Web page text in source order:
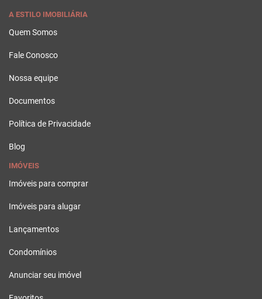
A ESTILO IMOBILIÁRIA
Quem Somos
Fale Conosco
Nossa equipe
Documentos
Política de Privacidade
Blog
IMÓVEIS
Imóveis para comprar
Imóveis para alugar
Lançamentos
Condomínios
Anunciar seu imóvel